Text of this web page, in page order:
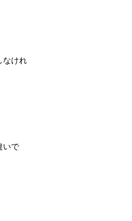
なけれ
いで